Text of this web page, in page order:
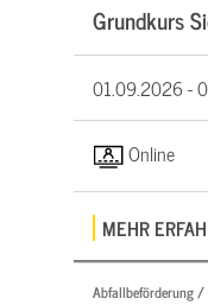
Grundkurs
01.09.2026 -
Online
MEHR
Abfallbeförderung /